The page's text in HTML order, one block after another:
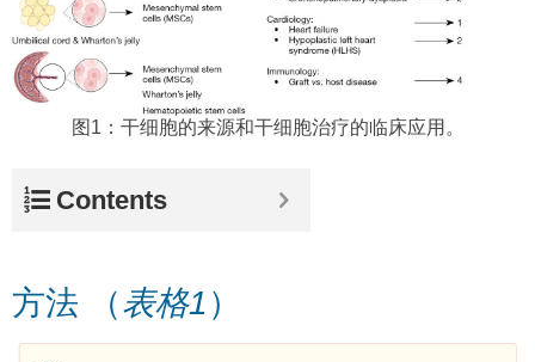
图1：干细胞的来源和干细胞治疗的临床应用。
Contents
方法 （表格1 ）